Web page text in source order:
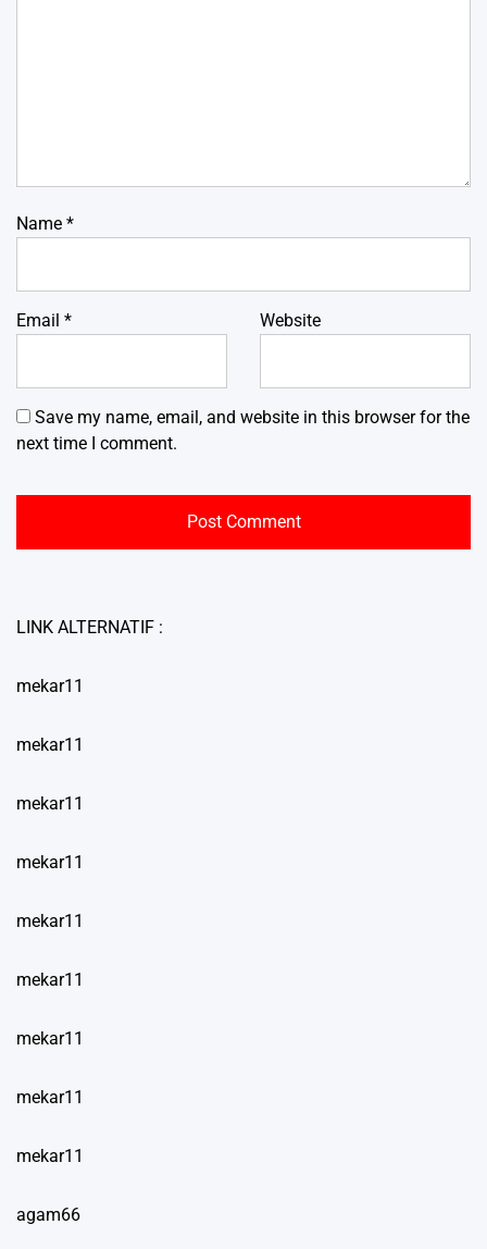
Name *
Email * Website
Save my name, email, and website in this browser for the
next time I comment.
LINK ALTERNATIF :
mekar11
mekar11
mekar11
mekar11
mekar11
mekar11
mekar11
mekar11
mekar11
agam66